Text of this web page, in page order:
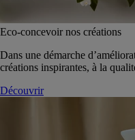
Eco-concevoir nos créations
Dans une démarche
créations inspirantes, à la
Découvrir